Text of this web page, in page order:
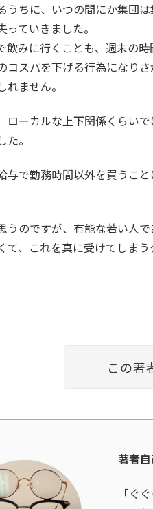
うちに、いつの間にか集団
っていきました。
飲みに行くことも、週末の
コスパを下げる行為になり
れません。
ローカルな上下関係くらい
。
与で勤務時間以外を買うこ
のですが、有能な若い人で
て、これを真に受けてしま
この著
著者
「ぐ